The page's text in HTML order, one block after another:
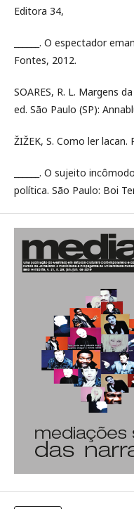
Editora 34,
______. O espectador
Fontes, 2012.
SOARES, R. L. Margens
ed. São Paulo (SP):
ŽIŽEK, S. Como ler lacan.
______. O sujeito
política. São Paulo: Boi